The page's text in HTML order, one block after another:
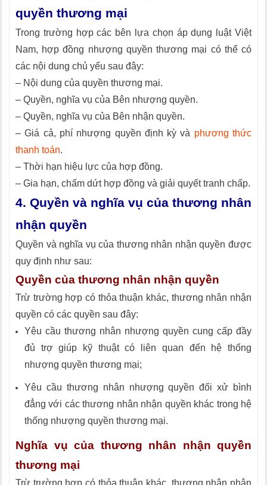
quyền thương mại
Trong trường hợp các bên lựa chọn áp dụng luật Việt
Nam, hợp đồng nhượng quyền thương mại có thể có
các nội dung chủ yếu sau đây:
– Nội dung của quyền thương mại.
– Quyền, nghĩa vụ của Bên nhượng quyền.
– Quyền, nghĩa vụ của Bên nhận quyền.
– Giá cả, phí nhượng quyền định kỳ và phương thức
thanh toán.
– Thời hạn hiệu lực của hợp đồng.
– Gia hạn, chấm dứt hợp đồng và giải quyết tranh chấp.
4. Quyền và nghĩa vụ của thương nhân
nhận quyền
Quyền và nghĩa vụ của thương nhân nhận quyền được
quy định như sau:
Quyền của thương nhân nhận quyền
Trừ trường hợp có thỏa thuận khác, thương nhân nhận
quyền có các quyền sau đây:
Yêu cầu thương nhân nhượng quyền cung cấp đầy
đủ trợ giúp kỹ thuật có liên quan đến hệ thống
nhượng quyền thương mại;
Yêu cầu thương nhân nhượng quyền đối xử bình
đẳng với các thương nhân nhận quyền khác trong hệ
thống nhượng quyền thương mại.
Nghĩa vụ của thương nhân nhận quyền
thương mại
Trừ trường hợp có thỏa thuận khác, thương nhân nhận